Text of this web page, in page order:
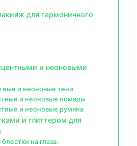
для гармоничного
и неоновыми
и неоновые тени
и неоновые помады
и неоновые румяна
и глиттером для
на глаза: